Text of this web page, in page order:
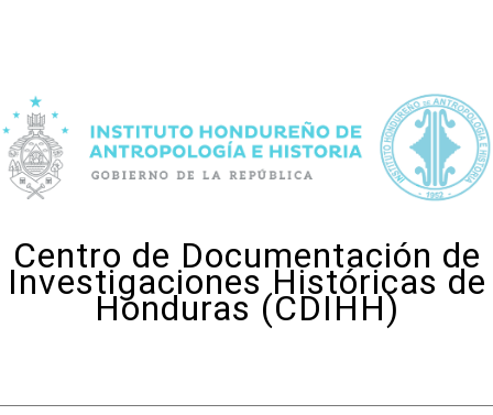
Centro de Documentación de
Investigaciones Históricas de
Honduras (CDIHH)